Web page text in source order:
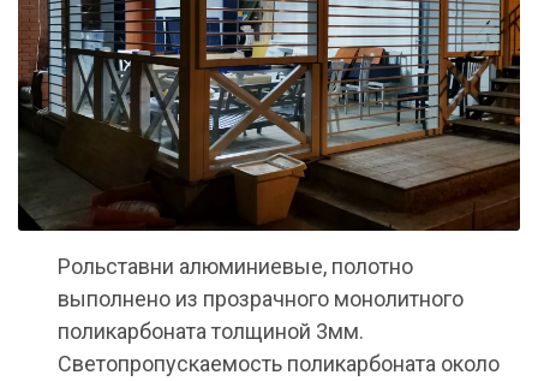
Рольставни алюминиевые, полотно
выполнено из прозрачного монолитного
поликарбоната толщиной 3мм.
Светопропускаемость поликарбоната около